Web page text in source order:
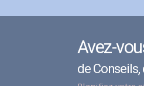
Avez-
de